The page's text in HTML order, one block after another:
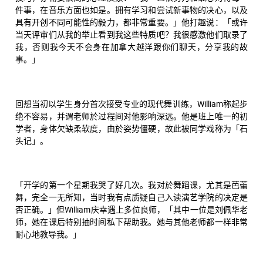
件事，在音乐方面也如是。拥有学习和尝试新事物的决心，以及
具有开创不同可能性的毅力，都非常重要。」他打趣说：「或许
当天评审们从我的举止看到我这些特质吧？我很感激他们取录了
我，否则我今天不会身在加拿大越洋跟你们聊天，分享我的故
事。」
回想当初以学生身分首次接受专业的现代舞训练，William称起步
绝不容易，并谓老师於过程间对他影响深远。他是班上唯一的初
学者，身体欠缺柔软度，由於姿势僵硬，故此被同学戏称为「石
头记」。
「开学的第一个星期我哭了好几次。我对於舞蹈课，尤其是芭蕾
舞，完全一无所知，当时我有点质疑自己入读演艺学院的决定是
否正确。」但William庆幸遇上多位良师，「其中一位是刘佩华老
师，她在课后特别抽时间私下帮助我。她与其他老师都一样非常
耐心地教导我。」